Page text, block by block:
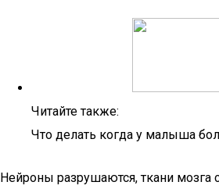
Читайте также:
Что делать когда у малыша
Нейроны разрушаются, ткани мозга